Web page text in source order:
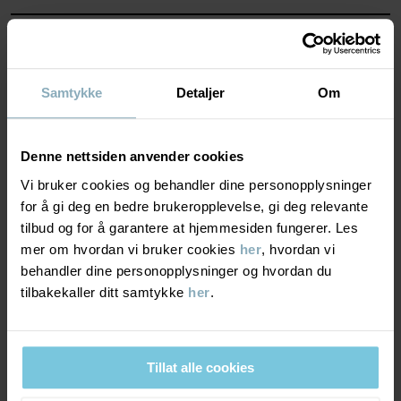
Samtykke Detaljer Om
Denne nettsiden anvender cookies
Vi bruker cookies og behandler dine personopplysninger
for å gi deg en bedre brukeropplevelse, gi deg relevante
tilbud og for å garantere at hjemmesiden fungerer. Les
mer om hvordan vi bruker cookies her, hvordan vi
behandler dine personopplysninger og hvordan du
tilbakekaller ditt samtykke her.
Tillat alle cookies
• Gylfen lukkes med trykknapp og glidelås
Varenummer:60602187
Produksjonsland
Fabrikk:Babylon Casual Wear Ltd
Materiale
98% Cotton Organic
Pleieråd
VASK
40 °C maskinvask varm
Må ikke blekes
Må ikke tørketromles
Strykes på middels varme
BÆREKRAFT
LEVERING OG RETUR
Levering & retur
Levering
kassen vises de tilgjengelige leveringsalternativene på bakgrunn
av postnummeret som ordren skal leveres til.
DU KAN OGSÅ VÆRE INTERESSERT I DETTE